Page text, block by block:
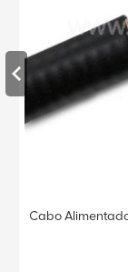
RF 1/2" 3m